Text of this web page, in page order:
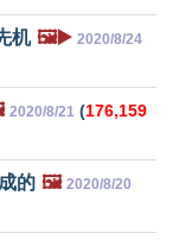
机 🖼️▶️ 2020/8/24
2020/8/21 (176,159
的 🖼️ 2020/8/20